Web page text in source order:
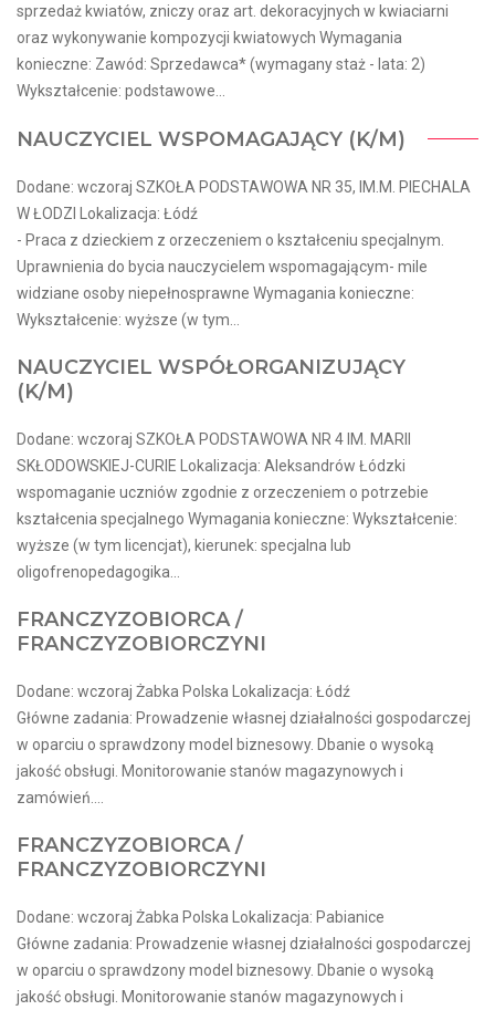
sprzedaż kwiatów, zniczy oraz art. dekoracyjnych w kwiaciarni
oraz wykonywanie kompozycji kwiatowych Wymagania
konieczne: Zawód: Sprzedawca* (wymagany staż - lata: 2)
Wykształcenie: podstawowe...
NAUCZYCIEL WSPOMAGAJĄCY (K/M)
Dodane: wczoraj SZKOŁA PODSTAWOWA NR 35, IM.M. PIECHALA
W ŁODZI Lokalizacja: Łódź
- Praca z dzieckiem z orzeczeniem o kształceniu specjalnym.
Uprawnienia do bycia nauczycielem wspomagającym- mile
widziane osoby niepełnosprawne Wymagania konieczne:
Wykształcenie: wyższe (w tym...
NAUCZYCIEL WSPÓŁORGANIZUJĄCY
(K/M)
Dodane: wczoraj SZKOŁA PODSTAWOWA NR 4 IM. MARII
SKŁODOWSKIEJ-CURIE Lokalizacja: Aleksandrów Łódzki
wspomaganie uczniów zgodnie z orzeczeniem o potrzebie
kształcenia specjalnego Wymagania konieczne: Wykształcenie:
wyższe (w tym licencjat), kierunek: specjalna lub
oligofrenopedagogika...
FRANCZYZOBIORCA /
FRANCZYZOBIORCZYNI
Dodane: wczoraj Żabka Polska Lokalizacja: Łódź
Główne zadania: Prowadzenie własnej działalności gospodarczej
w oparciu o sprawdzony model biznesowy. Dbanie o wysoką
jakość obsługi. Monitorowanie stanów magazynowych i
zamówień....
FRANCZYZOBIORCA /
FRANCZYZOBIORCZYNI
Dodane: wczoraj Żabka Polska Lokalizacja: Pabianice
Główne zadania: Prowadzenie własnej działalności gospodarczej
w oparciu o sprawdzony model biznesowy. Dbanie o wysoką
jakość obsługi. Monitorowanie stanów magazynowych i